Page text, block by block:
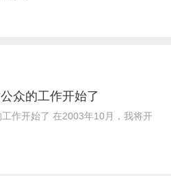
众的工作开始了
工作开始了 在2003年10月，我将开